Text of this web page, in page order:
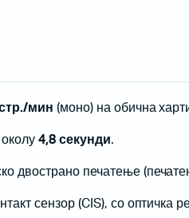
мин (моно) на обична
околу4,8 секунди.
двострано печатење
сензор (CIS), со оптичка